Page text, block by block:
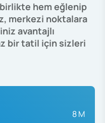
hem eğlenip
merkezi noktalara
avantajlı
bir tatil için sizleri
8 M